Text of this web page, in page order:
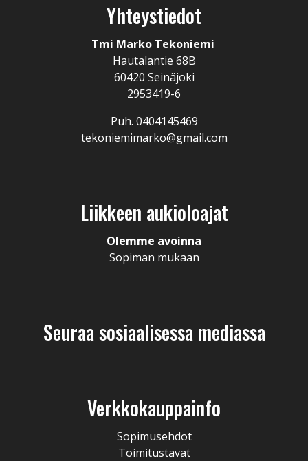
Yhteystiedot
Tmi Marko Tekoniemi
Hautalantie 68B
60420 Seinäjoki
2953419-6
Puh. 0404145469
tekoniemimarko@gmail.com
Liikkeen aukioloajat
Olemme avoinna
Sopiman mukaan
Seuraa sosiaalisessa mediassa
Verkkokauppainfo
Sopimusehdot
Toimitustavat